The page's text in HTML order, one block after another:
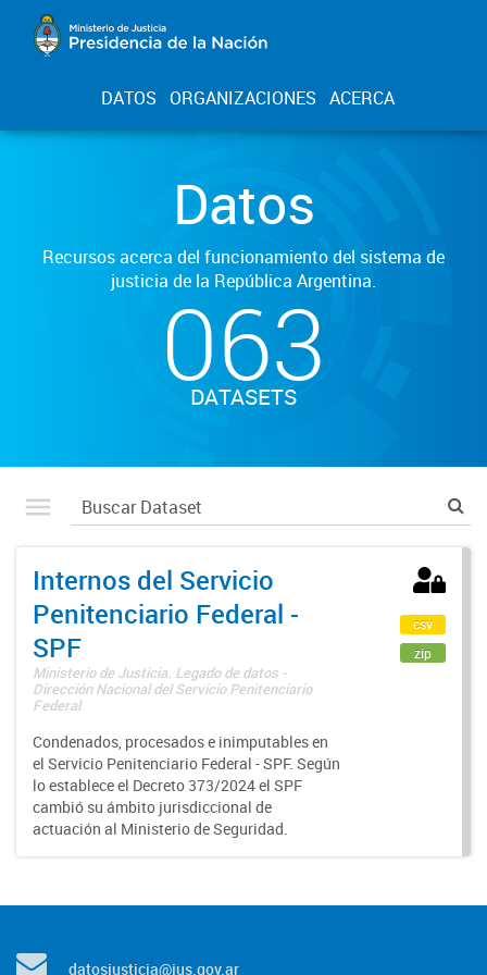
DATOS ORGANIZACIONES ACERCA
Datos
Recursos acerca del funcionamiento del sistema de
justicia de la República Argentina.
063
DATASETS
Internos del Servicio
Penitenciario Federal -
SPF
Ministerio de Justicia. Legado de datos -
Dirección Nacional del Servicio Penitenciario
Federal
Condenados, procesados e inimputables en
el Servicio Penitenciario Federal - SPF. Según
lo establece el Decreto 373/2024 el SPF
cambió su ámbito jurisdiccional de
actuación al Ministerio de Seguridad.
csv
zip
datosjusticia@jus.gov.ar